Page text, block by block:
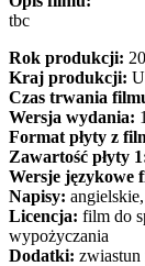
tbc
Rok produkcji:
Kraj produkcji:
Czas trwania
Wersja wydania: 1
Format płyty z
Zawartość płyty
Wersje językowe
Napisy:
Licencja: film do
wypożyczania
Dodatki: